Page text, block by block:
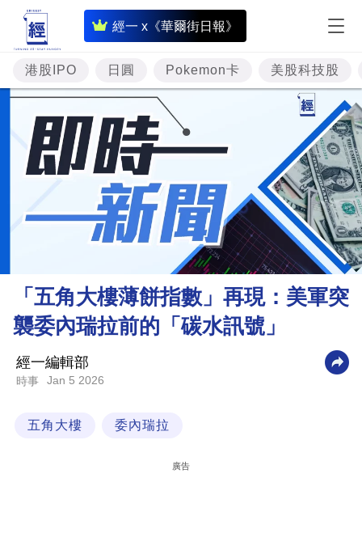
經一 x《華爾街日報》
即
時
財
經
專
題
投
資
樓
市
財
商
科
港股IPO 日圓 Pokemon卡 美股科技股
「五角大樓薄餅指數」再現：美軍突
襲委內瑞拉前的「碳水訊號」
經一編輯部
時事 Jan 5 2026
五角大樓 委內瑞拉
廣告